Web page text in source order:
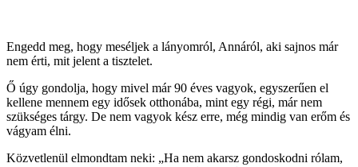
Engedd meg, hogy meséljek a lányomról, Annáról, aki sajnos már
nem érti, mit jelent a tisztelet.
Ő úgy gondolja, hogy mivel már 90 éves vagyok, egyszerűen el
kellene mennem egy idősek otthonába, mint egy régi, már nem
szükséges tárgy. De nem vagyok kész erre, még mindig van erőm és
vágyam élni.
Közvetlenül elmondtam neki: „Ha nem akarsz gondoskodni rólam,